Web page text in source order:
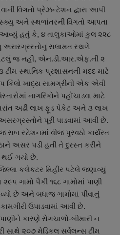
વિગતો પ્રેઝન્ટેશન દ્વારા આપી
અને સ્થળાંતરની વિગતો આપતા
હતું કે, ૪ તાલુકાઓમાં કુલ ૨૨૮
અસરગ્રસ્તોનું સલામત સ્થળે
જ નહીં, એન.ડી.આર.એફ.ની ૨
સ્થાનિક પ્રશાસનની મદદ માટે
કિલો ખાદ્ય સામગ્રીની એક એવી
નાગરિકોને પહોંચાડવા માટે
અઢી લાખ ફૂડ પેકેટ અને ૩ લાખ
પૂરી પાડવામાં આવી છે.
સ્ટેશનમાં વીજ પુરવઠો કાર્યરત
અસર પડી હતી તે દુરસ્ત કરીને
થઈ ગયો છે.
કલેકટર મિહીર પટેલે જણાવ્યું
ગામો પૈકી ૧૬૮ ગામોમાં પાણી
છે અને બધાજ ગામોમાં પીવાનું
ઉપાડવામાં આવી છે.
કારણે રોગચાળો-બીમારી ન
સાથે ૨૦૭ મેડિકલ સર્વેલન્સ ટીમ